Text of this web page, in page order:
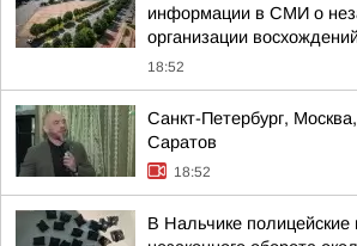
информации в СМИ о
организации
18:52
Санкт-Петербург,
Саратов
18:52
В Нальчике полицейские